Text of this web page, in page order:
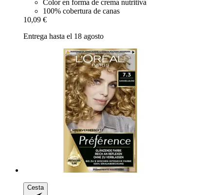
Color en forma de crema nutritiva
100% cobertura de canas
10,09 €
Entrega hasta el 18 agosto
Cesta